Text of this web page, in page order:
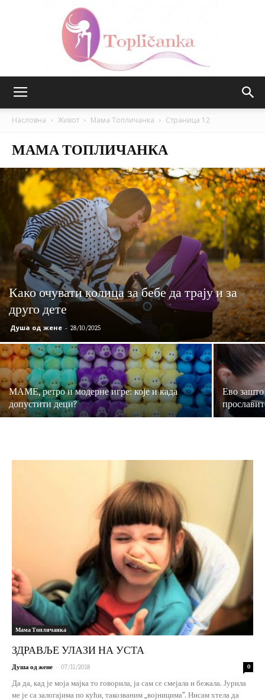
Насловна Живот Мама Топличанка Страница 12
МАМА ТОПЛИЧАНКА
Како очувати колица за бебе да трају и за
друго дете
Душа од жене - 28/10/2025
МАМЕ, ретро и модерне игре: које и када
допустити деци?
Ево
Мама Топличанка
ЗДРАВЉЕ УЛАЗИ НА УСТА
Душа од жене - 07/11/2018 0
Да да, кад је моја мајка то говорила, ја сам се смејала и бежала. Јурила
ме је са залогајима по кући, такозваним „војницима“. Нисам хтела да